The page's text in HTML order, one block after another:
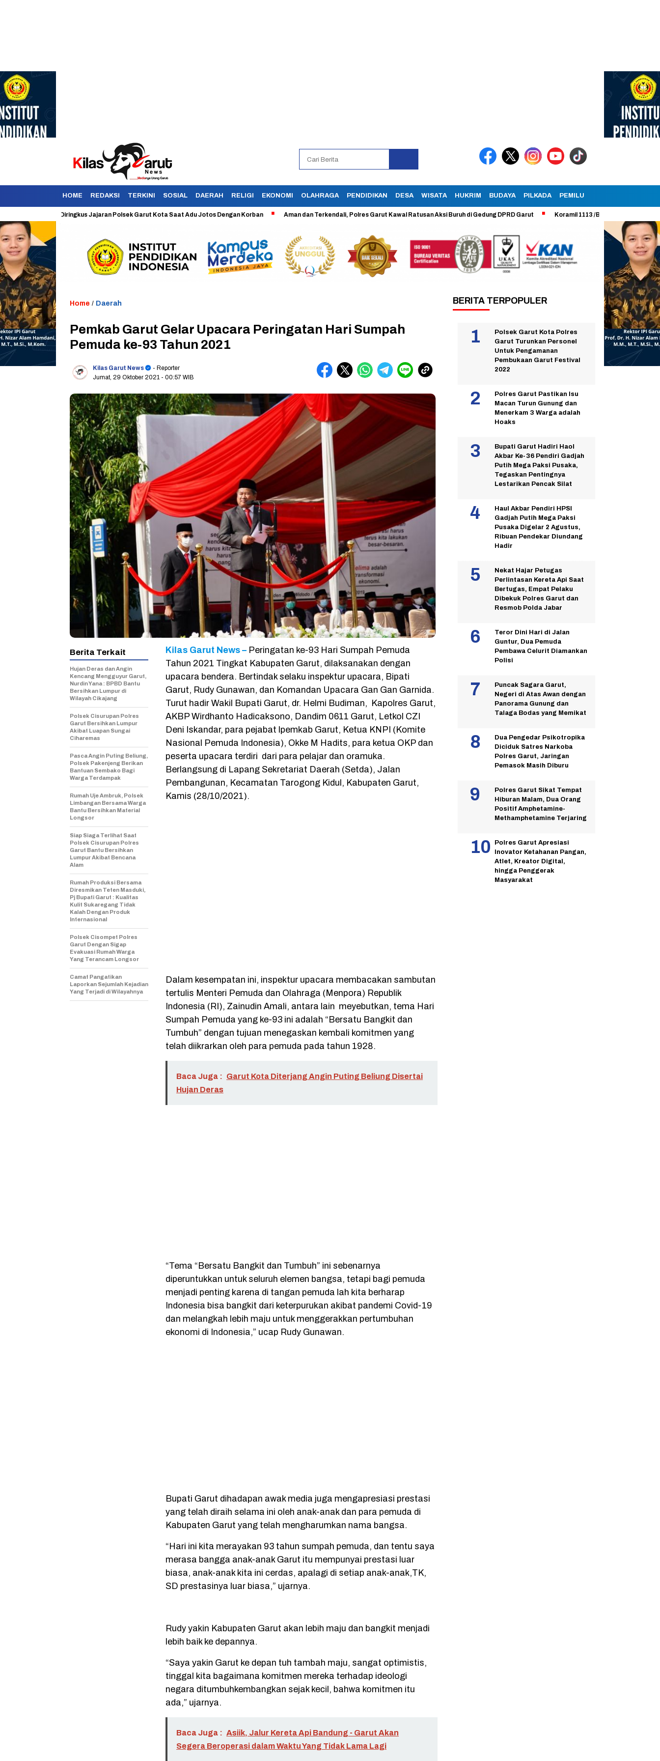
HOME REDAKSI TERKINI SOSIAL DAERAH RELIGI EKONOMI OLAHRAGA PENDIDIKAN DESA WISATA HUKRIM BUDAYA PILKADA PEMILU
Berhasil Diringkus Jajaran Polsek Garut Kota Saat Adu Jotos Dengan Korban Aman dan Terkendali, Polres Garut Kawal Ratusan Aksi Buruh di Gedung DPRD Garut Koramil 1113 /Bayongbong Uji Coba
Home / Daerah
Pemkab Garut Gelar Upacara Peringatan Hari Sumpah
Pemuda ke-93 Tahun 2021
Kilas Garut News
- Reporter
Jumat, 29 Oktober 2021 - 00:57 WIB
Kilas Garut News – Peringatan ke-93 Hari Sumpah Pemuda
Tahun 2021 Tingkat Kabupaten Garut, dilaksanakan dengan
upacara bendera. Bertindak selaku inspektur upacara, Bipati
Garut, Rudy Gunawan, dan Komandan Upacara Gan Gan Garnida.
Turut hadir Wakil Bupati Garut, dr. Helmi Budiman, Kapolres Garut,
AKBP Wirdhanto Hadicaksono, Dandim 0611 Garut, Letkol CZI
Deni Iskandar, para pejabat lpemkab Garut, Ketua KNPI (Komite
Nasional Pemuda Indonesia), Okke M Hadits, para ketua OKP dan
peserta upacara terdiri dari para pelajar dan oramuka.
Berlangsung di Lapang Sekretariat Daerah (Setda), Jalan
Pembangunan, Kecamatan Tarogong Kidul, Kabupaten Garut,
Kamis (28/10/2021).
Dalam kesempatan ini, inspektur upacara membacakan sambutan
tertulis Menteri Pemuda dan Olahraga (Menpora) Republik
Indonesia (RI), Zainudin Amali, antara lain meyebutkan, tema Hari
Sumpah Pemuda yang ke-93 ini adalah “Bersatu Bangkit dan
Tumbuh” dengan tujuan menegaskan kembali komitmen yang
telah diikrarkan oleh para pemuda pada tahun 1928.
Baca Juga : Garut Kota Diterjang Angin Puting Beliung Disertai
Hujan Deras
“Tema “Bersatu Bangkit dan Tumbuh” ini sebenarnya
diperuntukkan untuk seluruh elemen bangsa, tetapi bagi pemuda
menjadi penting karena di tangan pemuda lah kita berharap
Indonesia bisa bangkit dari keterpurukan akibat pandemi Covid-19
dan melangkah lebih maju untuk menggerakkan pertumbuhan
ekonomi di Indonesia,” ucap Rudy Gunawan.
Bupati Garut dihadapan awak media juga mengapresiasi prestasi
yang telah diraih selama ini oleh anak-anak dan para pemuda di
Kabupaten Garut yang telah mengharumkan nama bangsa.
“Hari ini kita merayakan 93 tahun sumpah pemuda, dan tentu saya
merasa bangga anak-anak Garut itu mempunyai prestasi luar
biasa, anak-anak kita ini cerdas, apalagi di setiap anak-anak,TK,
SD prestasinya luar biasa,” ujarnya.
Rudy yakin Kabupaten Garut akan lebih maju dan bangkit menjadi
lebih baik ke depannya.
“Saya yakin Garut ke depan tuh tambah maju, sangat optimistis,
tinggal kita bagaimana komitmen mereka terhadap ideologi
negara ditumbuhkembangkan sejak kecil, bahwa komitmen itu
ada,” ujarnya.
Baca Juga : Asiik, Jalur Kereta Api Bandung - Garut Akan
Segera Beroperasi dalam Waktu Yang Tidak Lama Lagi
Berita Terkait
Hujan Deras dan Angin
Kencang Mengguyur Garut,
Nurdin Yana : BPBD Bantu
Bersihkan Lumpur di
Wilayah Cikajang
Polsek Cisurupan Polres
Garut Bersihkan Lumpur
Akibat Luapan Sungai
Ciharemas
Pasca Angin Puting Beliung,
Polsek Pakenjeng Berikan
Bantuan Sembako Bagi
Warga Terdampak
Rumah Uje Ambruk, Polsek
Limbangan Bersama Warga
Bantu Bersihkan Material
Longsor
Siap Siaga Terlihat Saat
Polsek Cisurupan Polres
Garut Bantu Bersihkan
Lumpur Akibat Bencana
Alam
Rumah Produksi Bersama
Diresmikan Teten Masduki,
Pj Bupati Garut : Kualitas
Kulit Sukaregang Tidak
Kalah Dengan Produk
Internasional
Polsek Cisompet Polres
Garut Dengan Sigap
Evakuasi Rumah Warga
Yang Terancam Longsor
Camat Pangatikan
Laporkan Sejumlah Kejadian
Yang Terjadi di Wilayahnya
BERITA TERPOPULER
Polsek Garut Kota Polres
Garut Turunkan Personel
Untuk Pengamanan
Pembukaan Garut Festival
2022
Polres Garut Pastikan Isu
Macan Turun Gunung dan
Menerkam 3 Warga adalah
Hoaks
Bupati Garut Hadiri Haol
Akbar Ke-36 Pendiri Gadjah
Putih Mega Paksi Pusaka,
Tegaskan Pentingnya
Lestarikan Pencak Silat
Haul Akbar Pendiri HPSI
Gadjah Putih Mega Paksi
Pusaka Digelar 2 Agustus,
Ribuan Pendekar Diundang
Hadir
Nekat Hajar Petugas
Perlintasan Kereta Api Saat
Bertugas, Empat Pelaku
Dibekuk Polres Garut dan
Resmob Polda Jabar
Teror Dini Hari di Jalan
Guntur, Dua Pemuda
Pembawa Celurit Diamankan
Polisi
Puncak Sagara Garut,
Negeri di Atas Awan dengan
Panorama Gunung dan
Talaga Bodas yang Memikat
Dua Pengedar Psikotropika
Diciduk Satres Narkoba
Polres Garut, Jaringan
Pemasok Masih Diburu
Polres Garut Sikat Tempat
Hiburan Malam, Dua Orang
Positif Amphetamine-
Methamphetamine Terjaring
Polres Garut Apresiasi
Inovator Ketahanan Pangan,
Atlet, Kreator Digital,
hingga Penggerak
Masyarakat